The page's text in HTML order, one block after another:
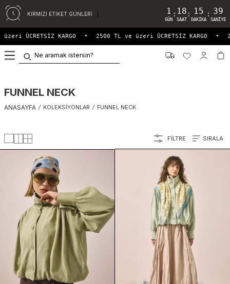
KIRMIZI ETİKET GÜNLERİ 1
GÜN
: 18
SAAT
: 15
DAKIKA
: 36
SANIYE
KARGO • 2500 TL ve üzeri ÜCRETSİZ KARGO • 2500 TL
FUNNEL NECK
ANASAYFA / KOLEKSIYONLAR / FUNNEL NECK
FILTRE SIRALA